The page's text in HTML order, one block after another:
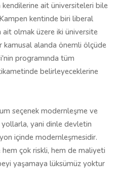
ait üniversiteleri bile
kentinde biri liberal
olmak üzere iki üniversite
kamusal alanda önemli ölçüde
programında tüm
belirleyeceklerine
seçenek modernleşme ve
yani dinle devletin
içinde modernleşmesidir.
çok riskli, hem de maliyeti
yaşamaya lüksümüz yoktur